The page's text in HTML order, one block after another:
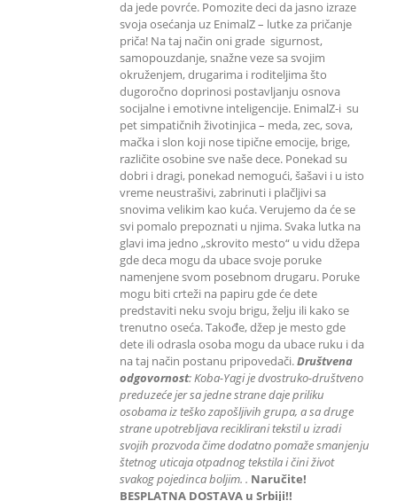
da jede povrće. Pomozite deci da jasno izraze
svoja osećanja uz EnimalZ – lutke za pričanje
priča! Na taj način oni grade sigurnost,
samopouzdanje, snažne veze sa svojim
okruženjem, drugarima i roditeljima što
dugoročno doprinosi postavljanju osnova
socijalne i emotivne inteligencije. EnimalZ-i su
pet simpatičnih životinjica – meda, zec, sova,
mačka i slon koji nose tipične emocije, brige,
različite osobine sve naše dece. Ponekad su
dobri i dragi, ponekad nemogući, šašavi i u isto
vreme neustrašivi, zabrinuti i plačljivi sa
snovima velikim kao kuća. Verujemo da će se
svi pomalo prepoznati u njima. Svaka lutka na
glavi ima jedno „skrovito mesto“ u vidu džepa
gde deca mogu da ubace svoje poruke
namenjene svom posebnom drugaru. Poruke
mogu biti crteži na papiru gde će dete
predstaviti neku svoju brigu, želju ili kako se
trenutno oseća. Takođe, džep je mesto gde
dete ili odrasla osoba mogu da ubace ruku i da
na taj način postanu pripovedači.Društvena
odgovornost: Koba-Yagi je dvostruko-društveno
preduzeće jer sa jedne strane daje priliku
osobama iz teško zapošljivih grupa, a sa druge
strane upotrebljava reciklirani tekstil u izradi
svojih prozvoda čime dodatno pomaže smanjenju
štetnog uticaja otpadnog tekstila i čini život
svakog pojedinca boljim. . Naručite!
BESPLATNA DOSTAVA u Srbiji!!